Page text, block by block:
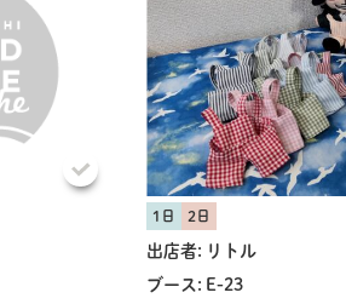
1日 2日
出店者: リトル
ブース: E-23